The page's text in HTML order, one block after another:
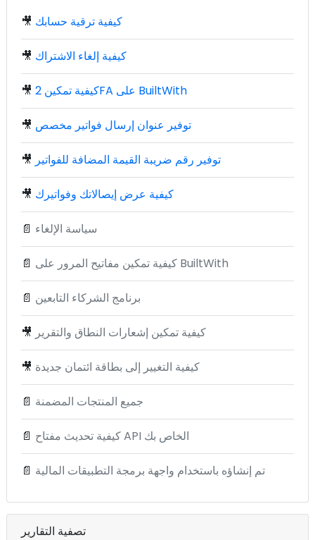
🎥 كيفية ترقية حسابك
🎥 كيفية إلغاء الاشتراك
🎥 كيفية تمكين 2FA على BuiltWith
🎥 توفير عنوان إرسال فواتير مخصص
🎥 توفير رقم ضريبة القيمة المضافة للفواتير
🎥 كيفية عرض إيصالاتك وفواتيرك
📄 سياسة الإلغاء
📄 كيفية تمكين مفاتيح المرور على BuiltWith
📄 برنامج الشركاء التابعين
🎥 كيفية تمكين إشعارات النطاق والتقرير
🎥 كيفية التغيير إلى بطاقة ائتمان جديدة
📄 جميع المنتجات المضمنة
📄 كيفية تحديث مفتاح API الخاص بك
📄 تم إنشاؤه باستخدام واجهة برمجة التطبيقات المالية
تصفية التقارير